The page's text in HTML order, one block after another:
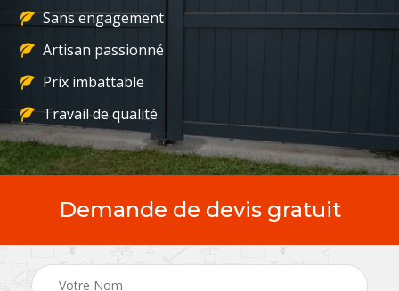
Sans engagement
Artisan passionné
Prix imbattable
Travail de qualité
Demande de devis gratuit